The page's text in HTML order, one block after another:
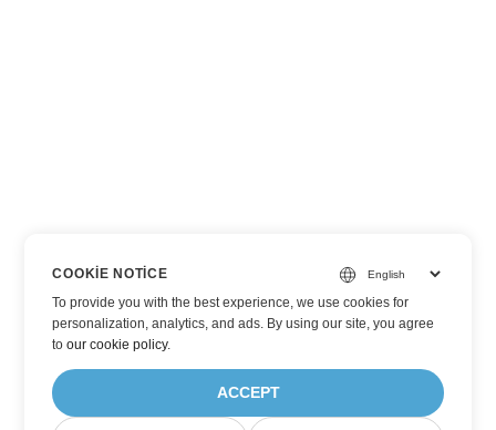
COOKIE NOTICE
To provide you with the best experience, we use cookies for
personalization, analytics, and ads. By using our site, you agree
toour cookie policy.
ACCEPT